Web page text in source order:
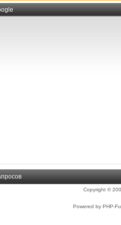
Copyright ©
Powered by PHP-